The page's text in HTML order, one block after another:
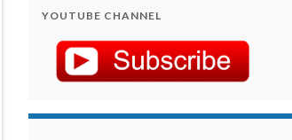
YOUTUBE CHANNEL